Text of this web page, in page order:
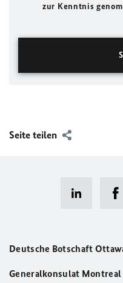
zur Kenntnis
Seite teilen
Deutsche Botschaft
Generalkonsulat Montreal